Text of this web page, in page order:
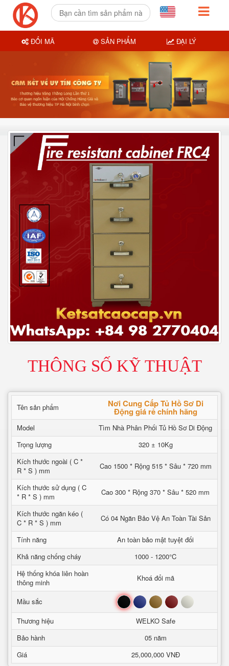
THÔNG SỐ KỸ THUẬT
Tên sản phẩm Nơi Cung Cấp Tủ Hồ Sơ Di
Động giá rẻ chính hãng
Model
Tìm Nhà Phân Phối Tủ Hồ Sơ Di Động
Trọng lượng
320 ± 10Kg
Kích thước ngoài ( C *
R * S ) mm
Cao 1500 * Rộng 515 * Sâu * 720 mm
Kích thước sử dụng ( C
* R * S ) mm
Cao 300 * Rộng 370 * Sâu * 520 mm
Kích thước ngăn kéo (
C * R * S ) mm
Có 04 Ngăn Bảo Vệ An Toàn Tài Sản
Tính năng
An toàn bảo mật tuyệt đối
Khả năng chống cháy
1000 - 1200°C
Hệ thống khóa liên hoàn
thông minh
Khoá đổi mã
Mầu sắc Đen Xanh Nâu Đỏ Trắng
Thương hiệu
WELKO Safe
Bảo hành
05 năm
Giá
25,000,000 VNĐ
ĐỔI MÃ SẢN PHẨM ĐẠI LÝ